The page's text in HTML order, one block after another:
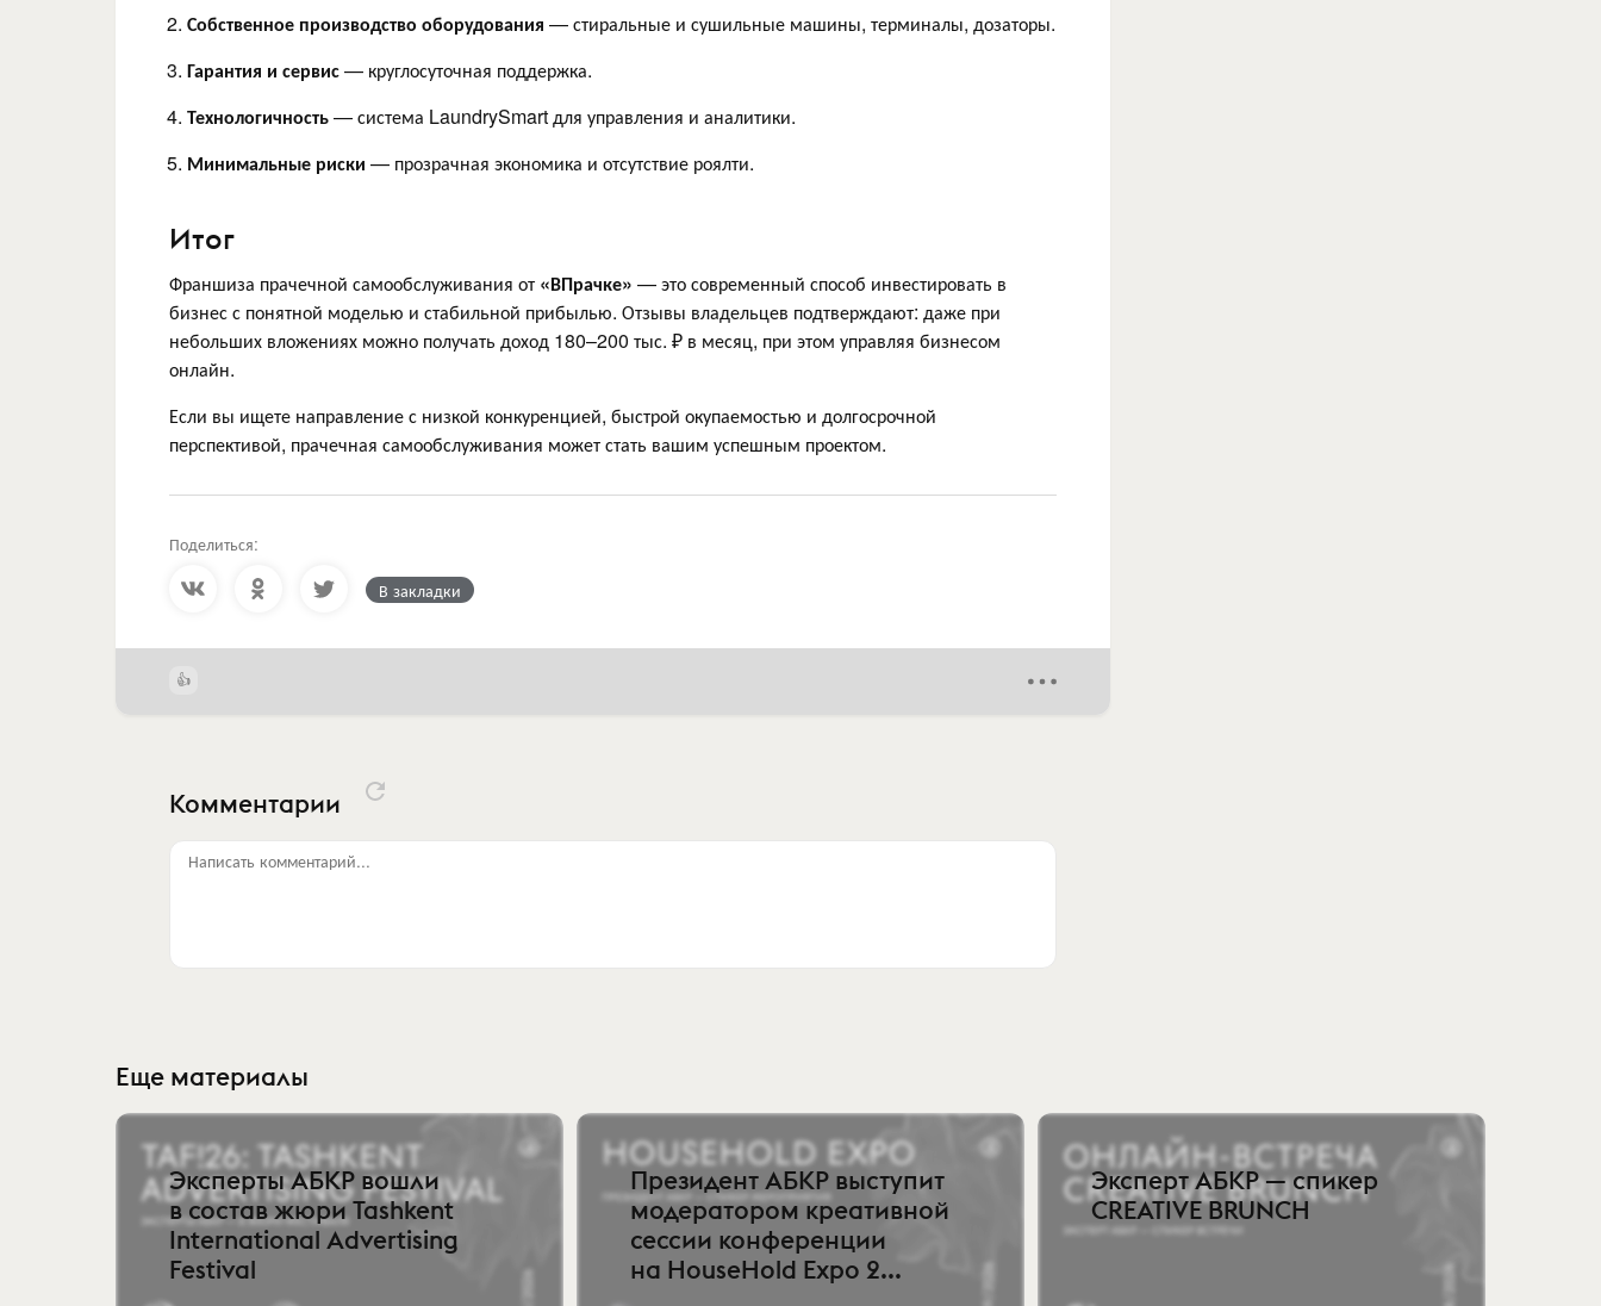
Собственное производство оборудования — стиральные и сушильные машины, терминалы, дозаторы.
Гарантия и сервис— круглосуточная поддержка.
Технологичность— система LaundrySmart для управления и аналитики.
Минимальные риски — прозрачная экономика и отсутствие роялти.
Итог
Франшиза прачечной самообслуживания от «ВПрачке» — это современный способ инвестировать в
бизнес с понятной моделью и стабильной прибылью. Отзывы владельцев подтверждают: даже при
небольших вложениях можно получать доход 180–200 тыс. ₽ в месяц, при этом управляя бизнесом
онлайн.
Если вы ищете направление с низкой конкуренцией, быстрой окупаемостью и долгосрочной
перспективой, прачечная самообслуживания может стать вашим успешным проектом.
Поделиться:
В закладки
Комментарии
Написать комментарий...
Еще материалы
Эксперты АБКР вошли
в состав жюри Tashkent
International Advertising
Festival
Президент АБКР выступит
модератором креативной
сессии конференции
на HouseHold Expo 2...
Эксперт АБКР — спикер
CREATIVE BRUNCH